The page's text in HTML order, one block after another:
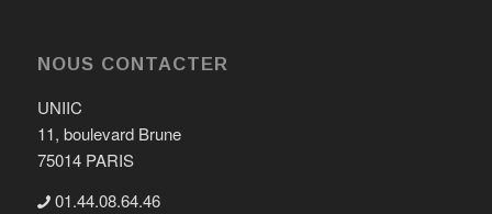
NOUS CONTACTER
UNIIC
11, boulevard Brune
75014 PARIS
01.44.08.64.46